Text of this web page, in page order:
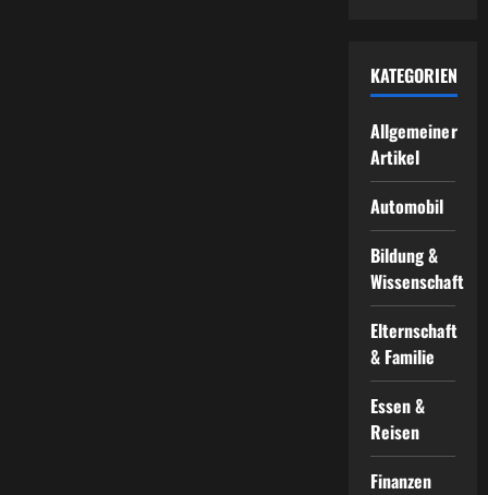
KATEGORIEN
Allgemeiner
Artikel
Automobil
Bildung &
Wissenschaft
Elternschaft
& Familie
Essen &
Reisen
Finanzen